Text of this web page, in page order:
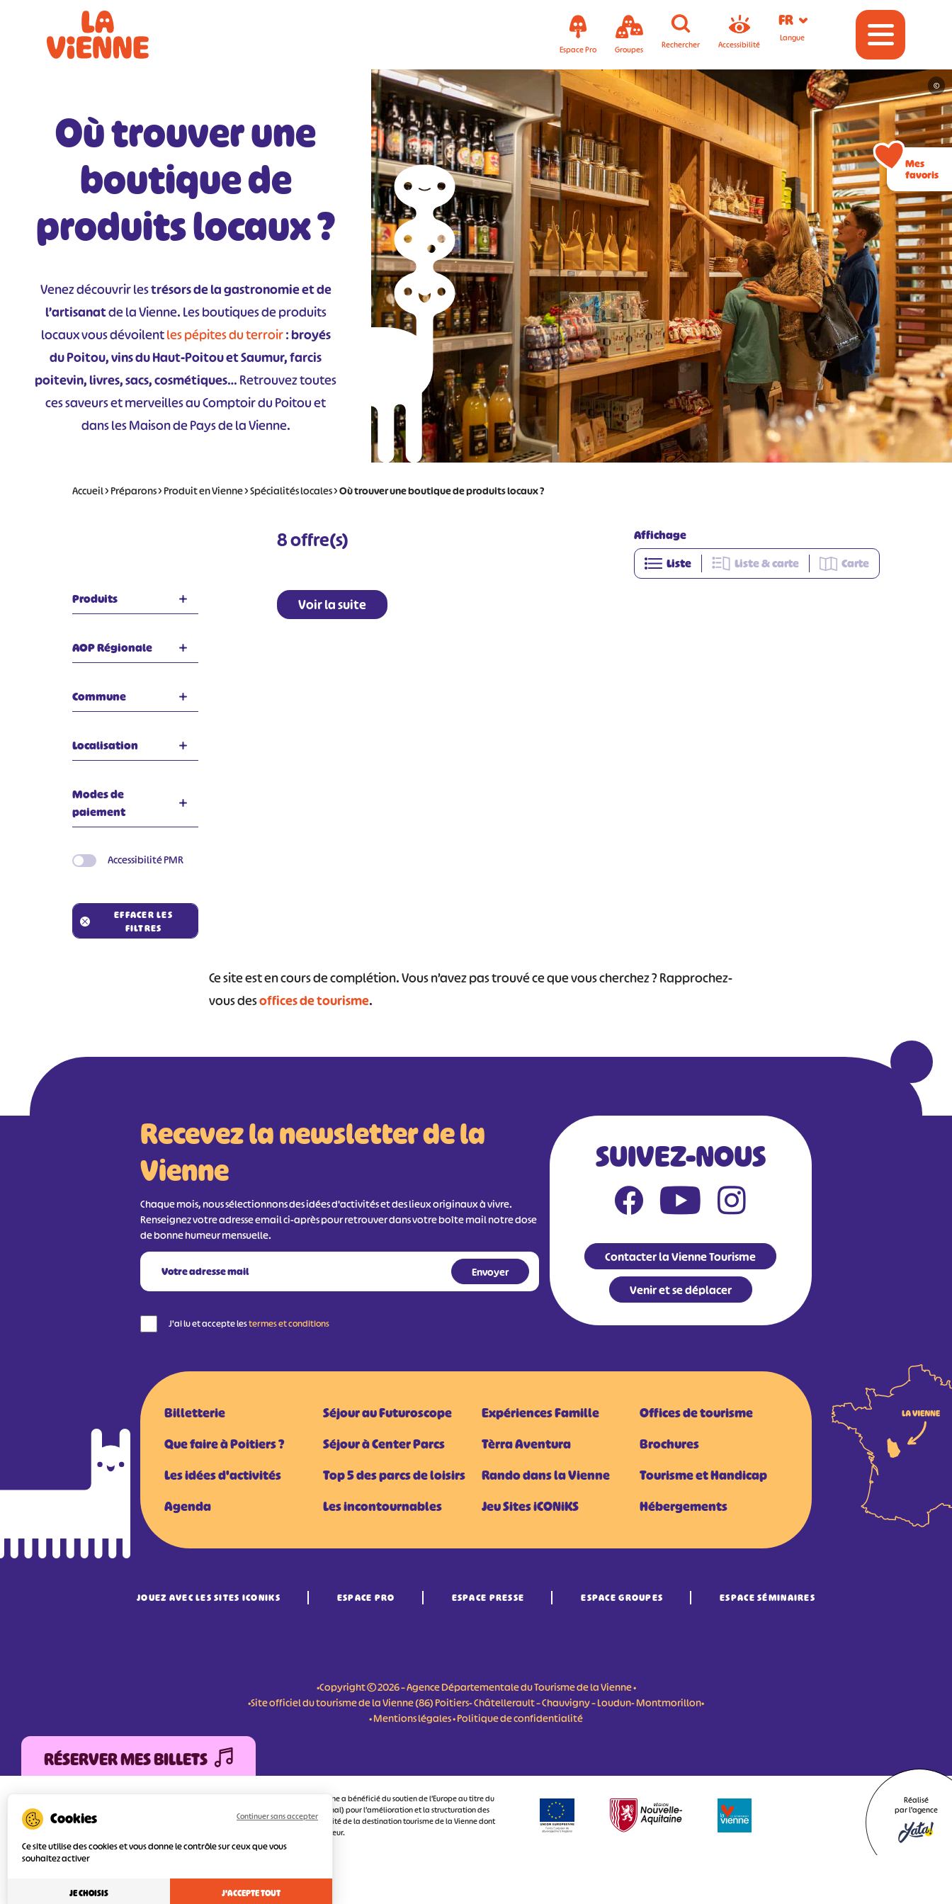
Espace Pro Groupes Rechercher Accessibilité
FR
Langue
Où trouver une
boutique de
produits locaux ?
Venez découvrir lestrésors de la gastronomie et de
l’artisanatde la Vienne. Les boutiques de produits
locaux vous dévoilentles pépites du terroir:broyés
du Poitou, vins du Haut-Poitou et Saumur, farcis
poitevin, livres, sacs, cosmétiques… Retrouvez toutes
ces saveurs et merveilles au Comptoir du Poitou et
dans les Maison de Pays de la Vienne.
©
Accueil>Préparons>Produit en Vienne>Spécialités locales>Où trouver une boutique de produits locaux ?
8offre(s)
Affichage
Liste
Liste & carte Carte
Produits
AOP Régionale
Commune
Localisation
Modes de
paiement
Accessibilité PMR
EFFACER LES
FILTRES
Voir la suite
Ce site est en cours de complétion. Vous n’avez pas trouvé ce que vous cherchez ? Rapprochez-
vous desoffices de tourisme.
Recevez la newsletter de la
Vienne
Chaque mois, nous sélectionnons des idées d'activités et des lieux originaux à vivre.
Renseignez votre adresse email ci-après pour retrouver dans votre boîte mail notre dose
de bonne humeur mensuelle.
J'ai lu et accepte lestermes et conditions
SUIVEZ-NOUS
Contacter la Vienne Tourisme
Venir et se déplacer
Billetterie
Que faire à Poitiers ?
Les idées d'activités
Agenda
Séjour au Futuroscope
Séjour à Center Parcs
Top 5 des parcs de loisirs
Les incontournables
Expériences Famille
Tèrra Aventura
Rando dans la Vienne
Jeu Sites iCONiKS
Offices de tourisme
Brochures
Tourisme et Handicap
Hébergements
JOUEZ AVEC LES SITES ICONIKS ESPACE PRO ESPACE PRESSE ESPACE GROUPES ESPACE SÉMINAIRES
•Copyright © 2026 – Agence Départementale du Tourisme de la Vienne •
•Site officiel du tourisme de la Vienne (86) Poitiers- Châtellerault – Chauvigny – Loudun- Montmorillon•
•Mentions légales•Politique de confidentialité
RÉSERVER MES BILLETS
L'Agence Départementale de Tourisme de la Vienne a bénéficié du soutien de l’Europe au titre du
FEDER (Fonds Européen de développement Régional) pour l’amélioration et la structuration des
services numériques pour une meilleure attractivité de la destination tourisme de la Vienne dont
l’objectif principal est d’orienter au mieux le visiteur.
Réalisé
par l'agence
# #
Mes
favoris
Panneau de gestion des cookies
Ce site utilise des cookies et vous donne le contrôle sur ceux que vous
souhaitez activer
J'ACCEPTE TOUT
Continuer sans accepter
JE CHOISIS